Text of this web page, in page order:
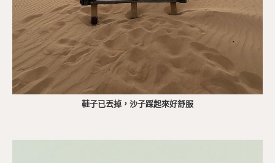
鞋子已丟掉，沙子踩起來好舒服